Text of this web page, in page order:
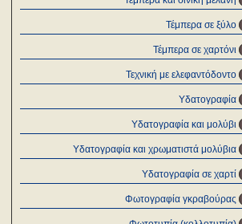
Τέμπερα σε ξύλο
Τέμπερα σε χαρτόνι
Τεχνική με ελεφαντόδοντο
Υδατογραφία
Υδατογραφία και μολύβι
Υδατογραφία και χρωματιστά μολύβια
Υδατογραφία σε χαρτί
Φωτογραφία γκραβούρας